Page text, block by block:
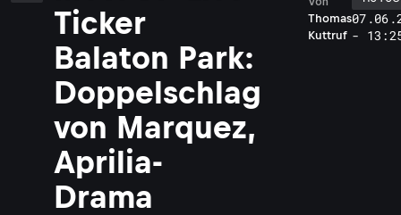
Ticker
Balaton Park:
Doppelschlag
von Marquez,
Aprilia-
Drama
Thomas
Kuttruf -